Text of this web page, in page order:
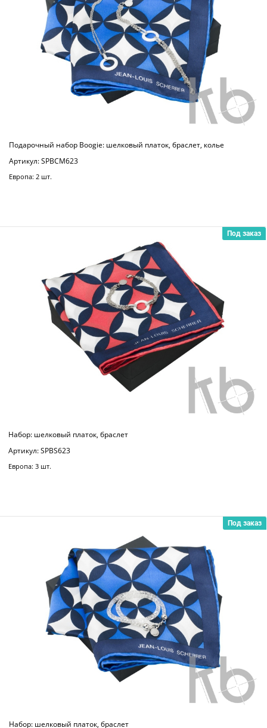
Подарочный набор Boogie: шелковый платок, браслет, колье
Артикул: SPBCM623
Европа: 2 шт.
Под заказ
Набор: шелковый платок, браслет
Артикул: SPBS623
Европа: 3 шт.
Под заказ
Набор: шелковый платок, браслет